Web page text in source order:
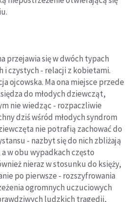
przejawia się w dwóch typach
i czystych - relacji z kobietami.
ojcowska. Ma ona miejsce przede
do młodych dziewcząt,
nie wiedząc - rozpaczliwie
dziś wśród młodych syndrom
nie potrafią zachować do
- nazbyt się do nich zbliżają
w obu wypadkach często
nieraz w stosunku do księży,
po pierwsze - rozszyfrowania
ogromnych uczuciowych
ludzkich tragedii,